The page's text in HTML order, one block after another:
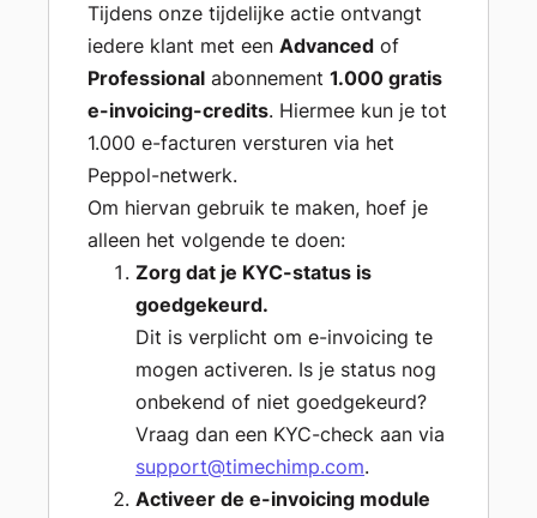
Tijdens onze tijdelijke actie ontvangt
iedere klant met een Advanced of
Professional abonnement 1.000 gratis
e-invoicing-credits. Hiermee kun je tot
1.000 e-facturen versturen via het
Peppol-netwerk.
Om hiervan gebruik te maken, hoef je
alleen het volgende te doen:
Zorg dat je KYC-status is
goedgekeurd.
Dit is verplicht om e-invoicing te
mogen activeren. Is je status nog
onbekend of niet goedgekeurd?
Vraag dan een KYC-check aan via
support@timechimp.com.
Activeer de e-invoicing module